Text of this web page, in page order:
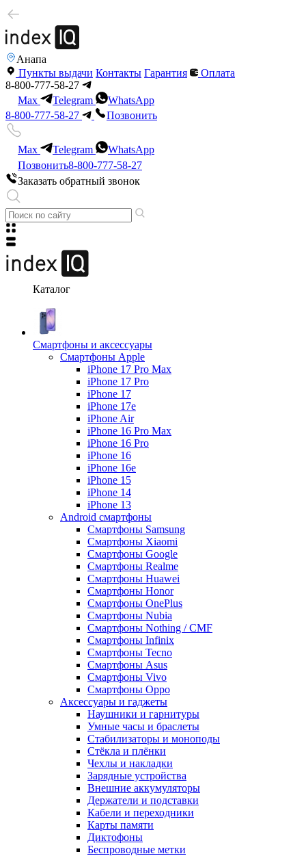
Анапа
Пункты выдачи Контакты Гарантия
Оплата
8-800-777-58-27
Max
Telegram
WhatsApp
8-800-777-58-27
Позвонить
Max Telegram
WhatsApp
Позвонить8-800-777-58-27
Заказать обратный звонок
Каталог
Смартфоны и аксессуары
Смартфоны Apple
iPhone 17 Pro Max
iPhone 17 Pro
iPhone 17
iPhone 17e
iPhone Air
iPhone 16 Pro Max
iPhone 16 Pro
iPhone 16
iPhone 16e
iPhone 15
iPhone 14
iPhone 13
Android cмартфоны
Смартфоны Samsung
Смартфоны Xiaomi
Смартфоны Google
Смартфоны Realme
Смартфоны Huawei
Смартфоны Honor
Смартфоны OnePlus
Смартфоны Nubia
Смартфоны Nothing / CMF
Смартфоны Infinix
Смартфоны Tecno
Смартфоны Asus
Смартфоны Vivo
Смартфоны Oppo
Аксессуары и гаджеты
Наушники и гарнитуры
Умные часы и браслеты
Стабилизаторы и моноподы
Стёкла и плёнки
Чехлы и накладки
Зарядные устройства
Внешние аккумуляторы
Держатели и подставки
Кабели и переходники
Карты памяти
Диктофоны
Беспроводные метки